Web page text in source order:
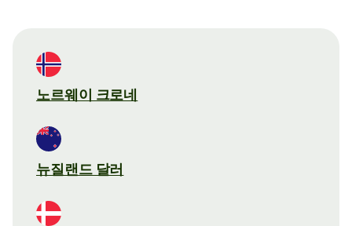
노르웨이 크로네
뉴질랜드 달러